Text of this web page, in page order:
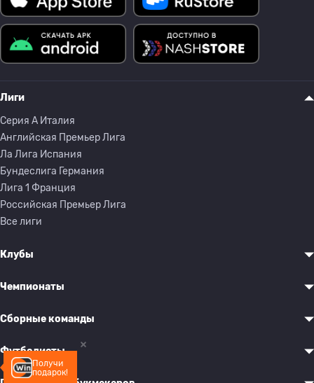
Получи
подарок!
Лиги
Серия A Италия
Английская Премьер Лига
Ла Лига Испания
Бундеслига Германия
Лига 1 Франция
Российская Премьер Лига
Все лиги
Клубы
Чемпионаты
Сборные команды
Футболисты